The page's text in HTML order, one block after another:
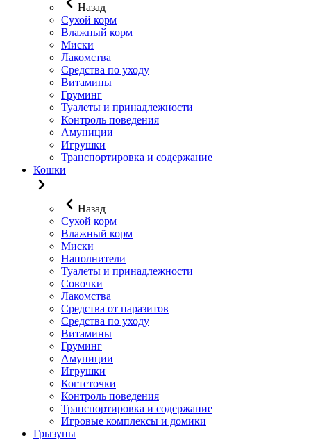
Назад
Сухой корм
Влажный корм
Миски
Лакомства
Средства по уходу
Витамины
Груминг
Туалеты и принадлежности
Контроль поведения
Амуниции
Игрушки
Транспортировка и содержание
Кошки
Назад
Сухой корм
Влажный корм
Миски
Наполнители
Туалеты и принадлежности
Совочки
Лакомства
Средства от паразитов
Средства по уходу
Витамины
Груминг
Амуниции
Игрушки
Когтеточки
Контроль поведения
Транспортировка и содержание
Игровые комплексы и домики
Грызуны